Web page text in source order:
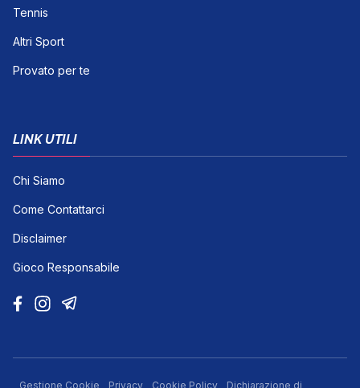
Tennis
Altri Sport
Provato per te
LINK UTILI
Chi Siamo
Come Contattarci
Disclaimer
Gioco Responsabile
Gestione Cookie Privacy Cookie Policy Dichiarazione di